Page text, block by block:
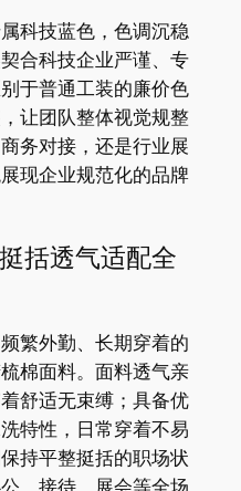
科技蓝色，色调沉稳
合科技企业严谨、专
于普通工装的廉价色
让团队整体视觉规整
务对接，还是行业展
现企业规范化的品牌
括透气适配全
繁外勤、长期穿着的
棉面料。面料透气亲
舒适无束缚；具备优
特性，日常穿着不易
持平整挺括的职场状